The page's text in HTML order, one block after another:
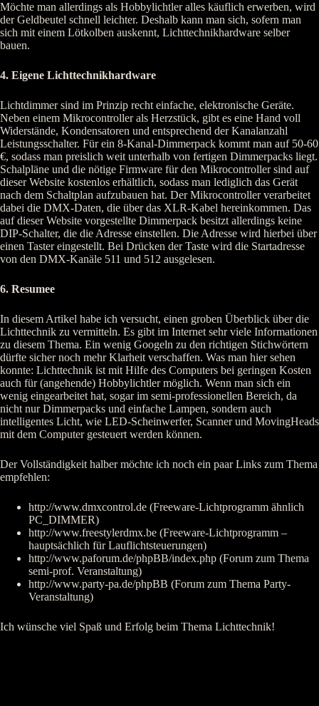
Möchte man allerdings als Hobbylichtler alles käuflich erwerben, wird
der Geldbeutel schnell leichter. Deshalb kann man sich, sofern man
sich mit einem Lötkolben auskennt, Lichttechnikhardware selber
bauen.
4. Eigene Lichttechnikhardware
Lichtdimmer sind im Prinzip recht einfache, elektronische Geräte.
Neben einem Mikrocontroller als Herzstück, gibt es eine Hand voll
Widerstände, Kondensatoren und entsprechend der Kanalanzahl
Leistungsschalter. Für ein 8-Kanal-Dimmerpack kommt man auf 50-60
€, sodass man preislich weit unterhalb von fertigen Dimmerpacks liegt.
Schalpläne und die nötige Firmware für den Mikrocontroller sind auf
dieser Website kostenlos erhältlich, sodass man lediglich das Gerät
nach dem Schaltplan aufzubauen hat. Der Mikrocontroller verarbeitet
dabei die DMX-Daten, die über das XLR-Kabel hereinkommen. Das
auf dieser Website vorgestellte Dimmerpack besitzt allerdings keine
DIP-Schalter, die die Adresse einstellen. Die Adresse wird hierbei über
einen Taster eingestellt. Bei Drücken der Taste wird die Startadresse
von den DMX-Kanäle 511 und 512 ausgelesen.
6. Resumee
In diesem Artikel habe ich versucht, einen groben Überblick über die
Lichttechnik zu vermitteln. Es gibt im Internet sehr viele Informationen
zu diesem Thema. Ein wenig Googeln zu den richtigen Stichwörtern
dürfte sicher noch mehr Klarheit verschaffen. Was man hier sehen
konnte: Lichttechnik ist mit Hilfe des Computers bei geringen Kosten
auch für (angehende) Hobbylichtler möglich. Wenn man sich ein
wenig eingearbeitet hat, sogar im semi-professionellen Bereich, da
nicht nur Dimmerpacks und einfache Lampen, sondern auch
intelligentes Licht, wie LED-Scheinwerfer, Scanner und MovingHeads
mit dem Computer gesteuert werden können.
Der Vollständigkeit halber möchte ich noch ein paar Links zum Thema
empfehlen:
http://www.dmxcontrol.de (Freeware-Lichtprogramm ähnlich
PC_DIMMER)
http://www.freestylerdmx.be (Freeware-Lichtprogramm –
hauptsächlich für Lauflichtsteuerungen)
http://www.paforum.de/phpBB/index.php (Forum zum Thema
semi-prof. Veranstaltung)
http://www.party-pa.de/phpBB (Forum zum Thema Party-
Veranstaltung)
Ich wünsche viel Spaß und Erfolg beim Thema Lichttechnik!